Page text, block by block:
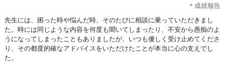
＊成就報告
先生には、困った時や悩んだ時、そのたびに相談に乗っていただきまし
た。時には同じような内容を何度も聞いてしまったり、不安から愚痴のよ
うになってしまったこともありましたが、いつも優しく受け止めてくださ
り、その都度的確なアドバイスをいただけたことが本当に心の支えでし
た。